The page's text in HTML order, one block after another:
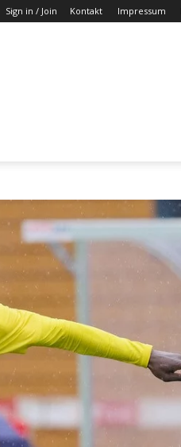
Sign in / Join Kontakt Impressum